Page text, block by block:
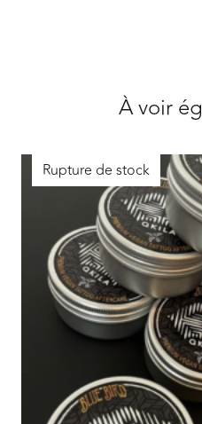
À voir
Rupture de stock